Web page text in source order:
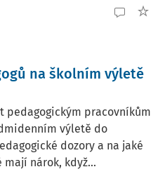
na školním výletě
pedagogickým pracovníkům
výletě do
dozory a na jaké
nárok, když...